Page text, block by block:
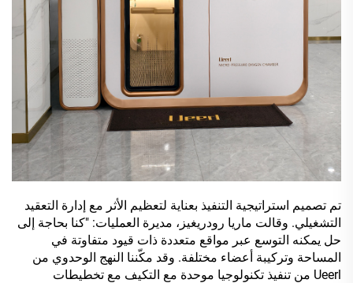
تم تصميم استراتيجية التنفيذ بعناية لتعظيم الأثر مع إدارة التعقيد
التشغيلي. وقالت ماريا رودريغيز، مديرة العمليات: "كنا بحاجة إلى
حل يمكنه التوسع عبر مواقع متعددة ذات قيود متفاوتة في
المساحة وتركيبة أعضاء مختلفة. وقد مكّننا النهج الوحدوي من
Ueerl من تنفيذ تكنولوجيا موحدة مع التكيف مع تخطيطات